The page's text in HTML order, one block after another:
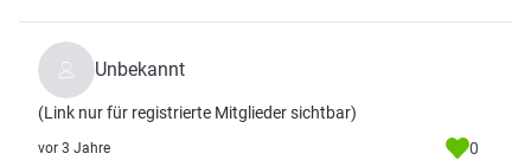
Unbekannt
(Link nur für registrierte Mitglieder sichtbar)
vor 3 Jahre 0